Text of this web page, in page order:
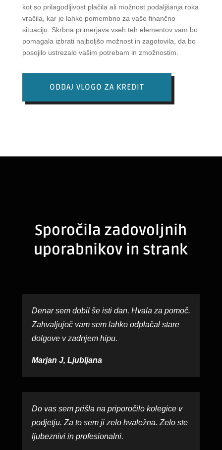
kot so prilagodljivost plačila ali možnost podaljšanja roka
vračila, kar je lahko pomembno za vašo finančno
situacijo. Skrbna primerjava vseh teh elementov vam bo
pomagala izbrati najboljšo možnost in zagotovila, da bo
posojilo ustrezalo vašim potrebam in zmožnostim.
ODDAJ VLOGO ZA KREDIT
Sporočila zadovoljnih
uporabnikov in strank
Denar sem dobil še isti dan. Hvala za pomoč.
Zahvaljujoč vam sem lahko odplačal stare
dolgove v zadnjem hipu.
Marjan J, Ljubljana
Do vas sem prišla na priporočilo kolegice v
podjetju. Za to sem ji zelo hvaležna. Zelo ste
ljubeznivi in profesionalni.